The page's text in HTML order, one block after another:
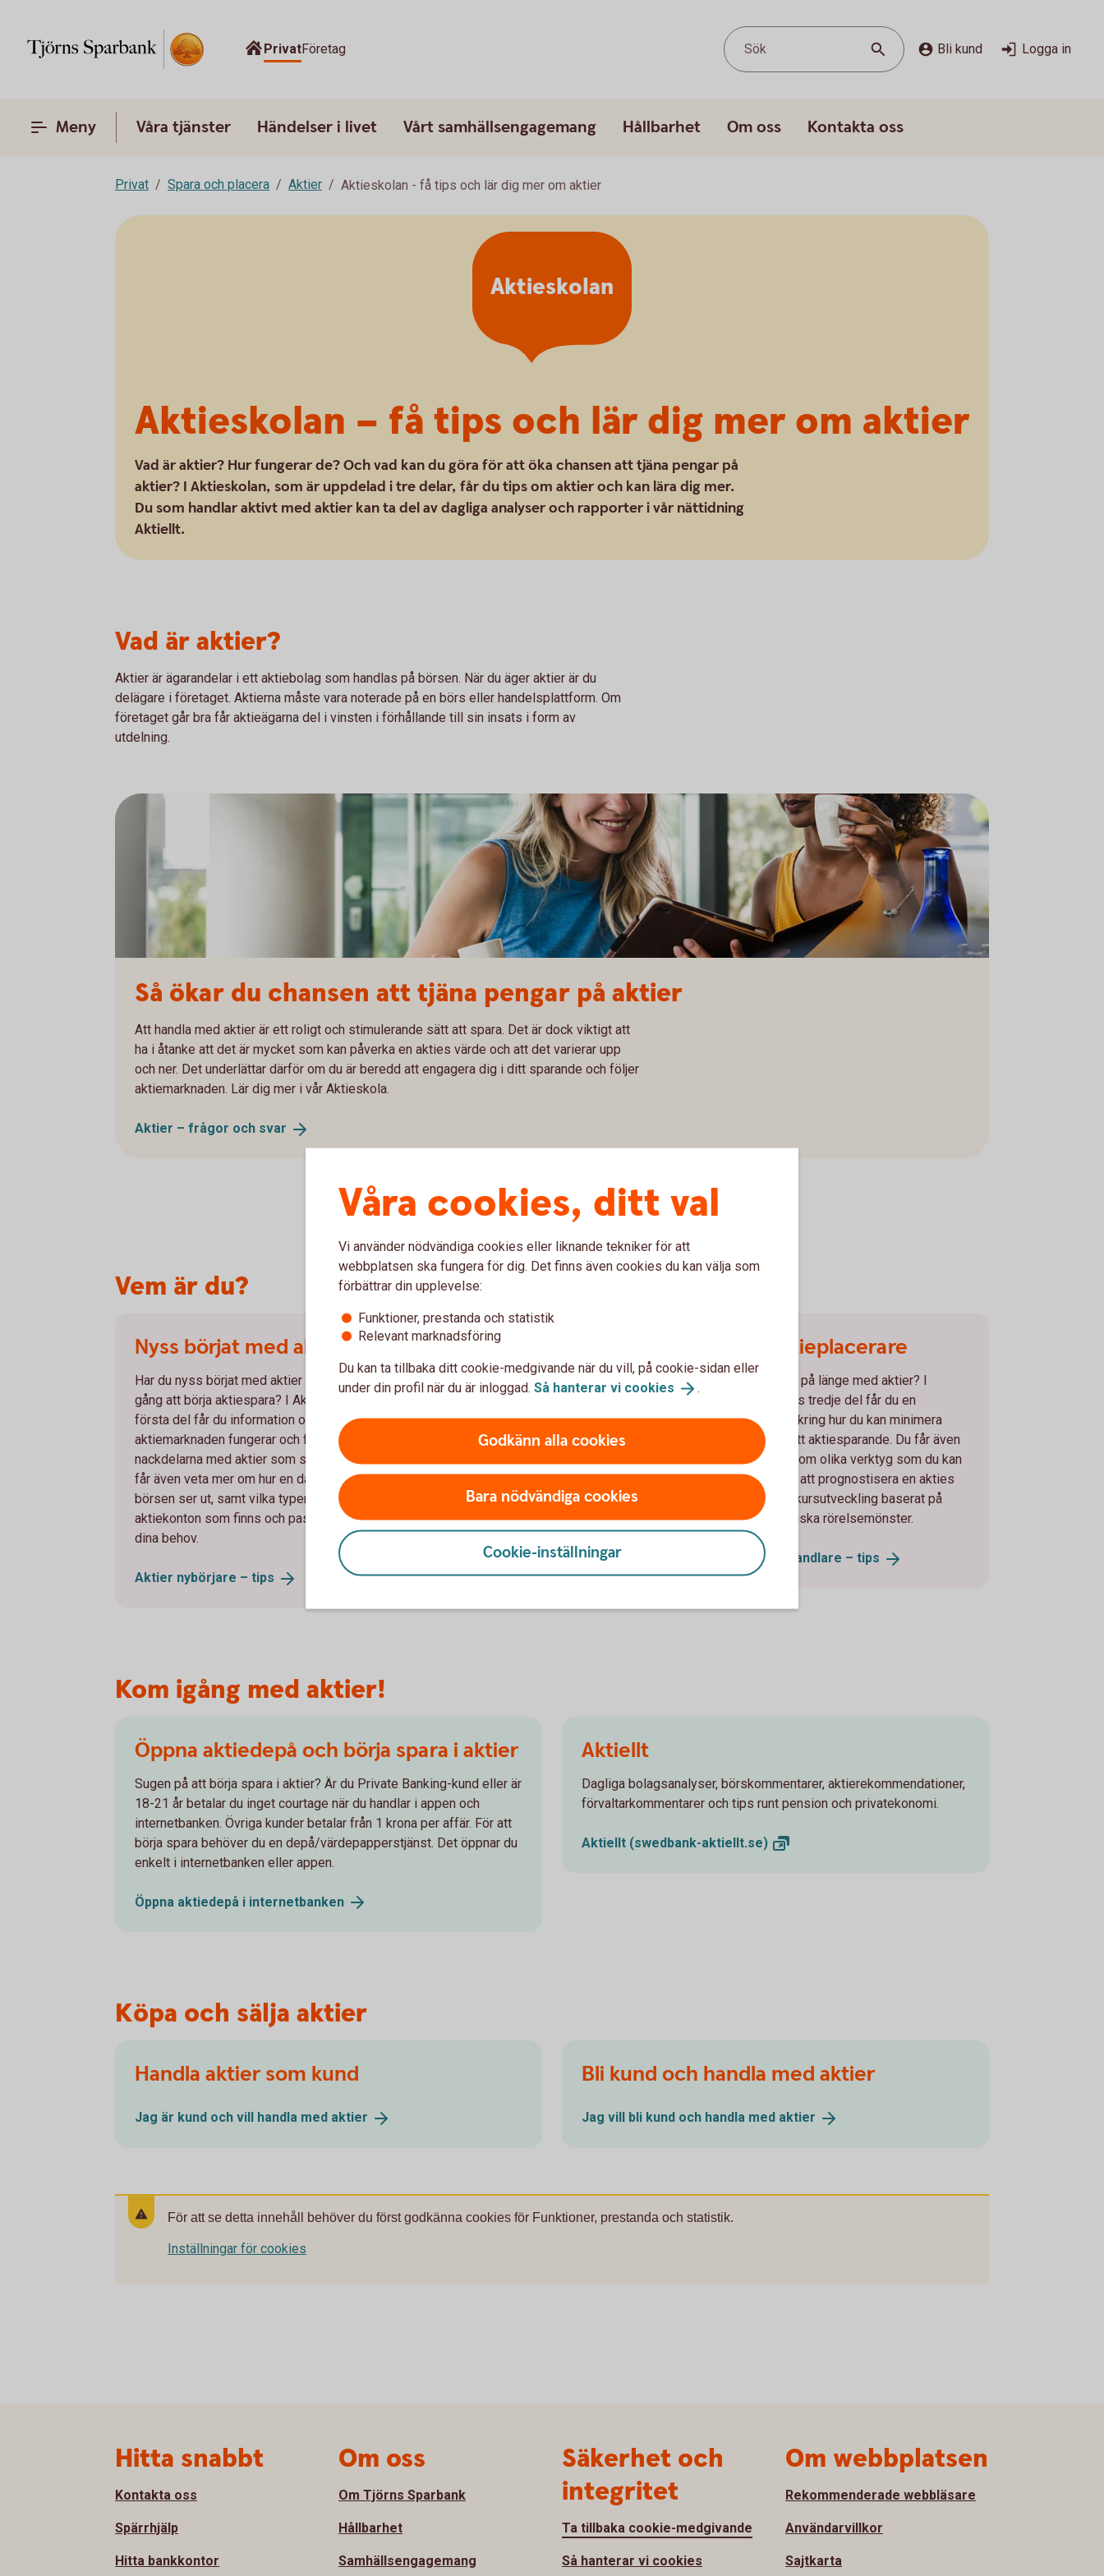
PrivatFöretag Sök Bli kund Logga in
Meny Våra tjänster Händelser i livet Vårt samhällsengagemang Hållbarhet Om oss Kontakta oss
Privat Spara och placera Aktier Aktieskolan - få tips och lär dig mer om aktier
Aktieskolan
Aktieskolan – få tips och lär dig mer om aktier
Vad är aktier? Hur fungerar de? Och vad kan du göra för att öka chansen att tjäna pengar på
aktier? I Aktieskolan, som är uppdelad i tre delar, får du tips om aktier och kan lära dig mer.
Du som handlar aktivt med aktier kan ta del av dagliga analyser och rapporter i vår nättidning
Aktiellt.
Vad är aktier?
Aktier är ägarandelar i ett aktiebolag som handlas på börsen. När du äger aktier är du
delägare i företaget. Aktierna måste vara noterade på en börs eller handelsplattform. Om
företaget går bra får aktieägarna del i vinsten i förhållande till sin insats i form av
utdelning.
Så ökar du chansen att tjäna pengar på aktier
Att handla med aktier är ett roligt och stimulerande sätt att spara. Det är dock viktigt att
ha i åtanke att det är mycket som kan påverka en akties värde och att det varierar upp
och ner. Det underlättar därför om du är beredd att engagera dig i ditt sparande och följer
aktiemarknaden. Lär dig mer i vår Aktieskola.
Aktier – frågor och svar
Vem är du?
Nyss börjat med aktier
Har du nyss börjat med aktier eller är på
gång att börja aktiespara? I Aktieskolans
första del får du information om hur
aktiemarknaden fungerar och för- och
nackdelarna med aktier som sparform. Du
får även veta mer om hur en dag på
börsen ser ut, samt vilka typer av
aktiekonton som finns och passar just
dina behov.
Aktier nybörjare – tips
Viss vana av aktier
Har du viss erfarenhet av att handla med
aktier men vill lära dig mer? I
Aktieskolans andra del får du veta mer
om hur värdet på en aktie bestäms och
lär dig även skapa en god riskspridning i
din aktieportfölj och får tips om hur du
själv kan avgöra om en aktie är köpvärd
Viss vana av aktier –tips
Van aktieplacerare
Har du hållit på länge med aktier? I
Aktieskolans tredje del får du en
fördjupning kring hur du kan minimera
riskerna i ditt aktiesparande. Du får även
information om olika verktyg som du kan
använda för att prognostisera en akties
förväntade kursutveckling baserat på
dess historiska rörelsemönster.
Van aktiehandlare –tips
Kom igång med aktier!
Öppna aktiedepå och börja spara i aktier
Sugen på att börja spara i aktier? Är du Private Banking-kund eller är
18-21 år betalar du inget courtage när du handlar i appen och
internetbanken. Övriga kunder betalar från 1 krona per affär. För att
börja spara behöver du en depå/värdepapperstjänst. Det öppnar du
enkelt i internetbanken eller appen.
Öppna aktiedepå i internetbanken
Aktiellt
Dagliga bolagsanalyser, börskommentarer, aktierekommendationer,
förvaltarkommentarer och tips runt pension och privatekonomi.
Aktiellt (swedbank-aktiellt.se)
Köpa och sälja aktier
Handla aktier som kund
Jag är kund och vill handla med aktier
Bli kund och handla med aktier
Jag vill bli kund och handla med aktier
För att se detta innehåll behöver du först godkänna cookies för Funktioner, prestanda och statistik.
Inställningar för cookies
Våra cookies, ditt val
Vi använder nödvändiga cookies eller liknande tekniker för att
webbplatsen ska fungera för dig. Det finns även cookies du kan välja som
förbättrar din upplevelse:
Funktioner, prestanda och statistik
Relevant marknadsföring
Du kan ta tillbaka ditt cookie-medgivande när du vill, på cookie-sidan eller
under din profil när du är inloggad. Så hanterar vi cookies .
Godkänn alla cookies
Bara nödvändiga cookies
Cookie-inställningar
Hitta snabbt
Kontakta oss
Spärrhjälp
Hitta bankkontor
Om oss
Om Tjörns Sparbank
Hållbarhet
Samhällsengagemang
Säkerhet och
integritet
Ta tillbaka cookie-medgivande
Så hanterar vi cookies
Om webbplatsen
Rekommenderade webbläsare
Användarvillkor
Sajtkarta